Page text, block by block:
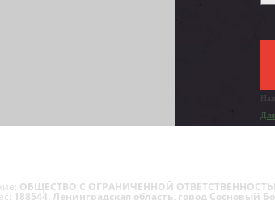
ОБЩЕСТВО С ОГРАНИЧЕННОЙ
188544, Ленинградская область, город Сосновый